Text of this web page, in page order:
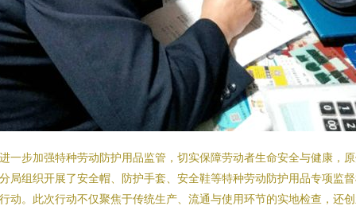
一步加强特种劳动防护用品监管，切实保障劳动者生命安全与健康，
局组织开展了安全帽、防护手套、安全鞋等特种劳动防护用品专项监
动。此次行动不仅聚焦于传统生产、流通与使用环节的实地检查，还